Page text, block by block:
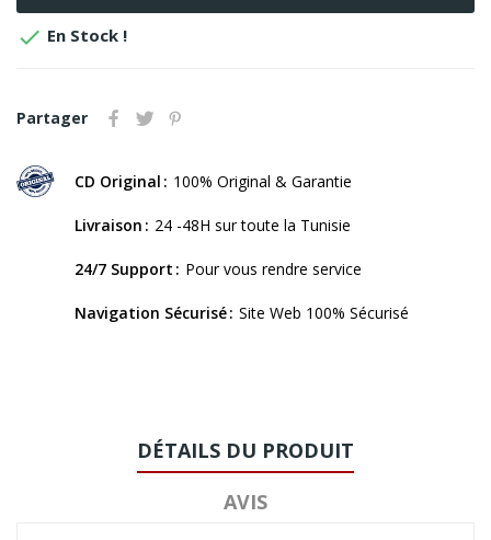
 En Stock !
Partager
CD Original 100% Original & Garantie
Livraison 24 -48H sur toute la Tunisie
24/7 Support Pour vous rendre service
Navigation Sécurisé Site Web 100% Sécurisé
DÉTAILS DU PRODUIT
AVIS